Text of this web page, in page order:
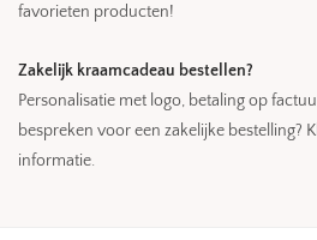
favorieten producten!
Zakelijk kraamcadeau bestellen?
Personalisatie met logo, betaling op
bespreken voor een zakelijke bestelling?
informatie.